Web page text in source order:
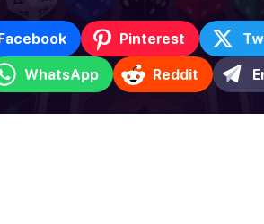
Pinterest
WhatsApp Reddit